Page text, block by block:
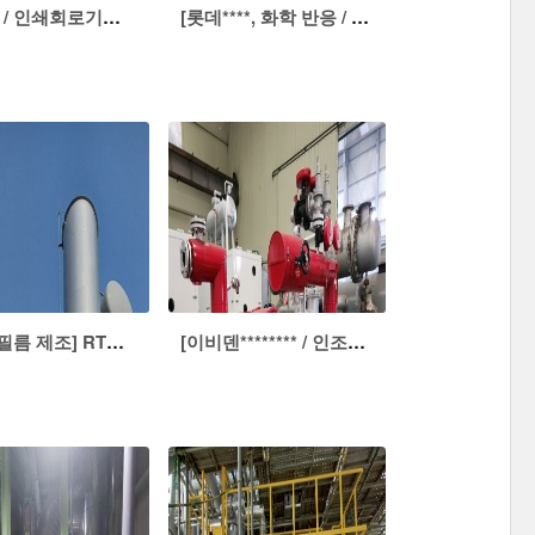
[두산** / 인쇄회로기판(PCB)] 공기예열기 내장형 열매체보일러 [롯데****, 화학 반응 / 폐열 수관식 스팀보일러]
[코** / 필름 제조] RTO 폐열열매히터 [이비덴******** / 인조흑연 생산] 전기열매히터